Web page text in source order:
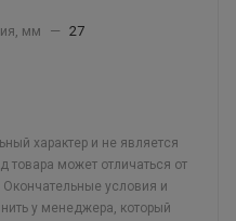
мм
— 27
характер и не является
товара может отличаться от
условия и
у менеджера, который